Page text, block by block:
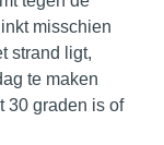
misschien
strand ligt,
te maken
30 graden is of